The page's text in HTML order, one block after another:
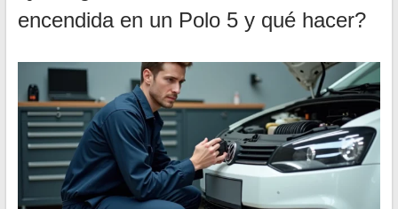
encendida en un Polo 5 y qué hacer?